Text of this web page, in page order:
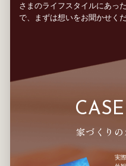
さまのライフスタイルにあっ
で、まずは想いをお聞かせくだ
家づくりの
実